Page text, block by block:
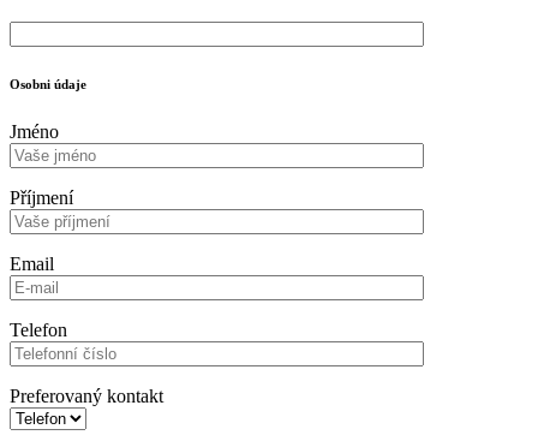
Osobni údaje
Jméno
Příjmení
Email
Telefon
Preferovaný kontakt